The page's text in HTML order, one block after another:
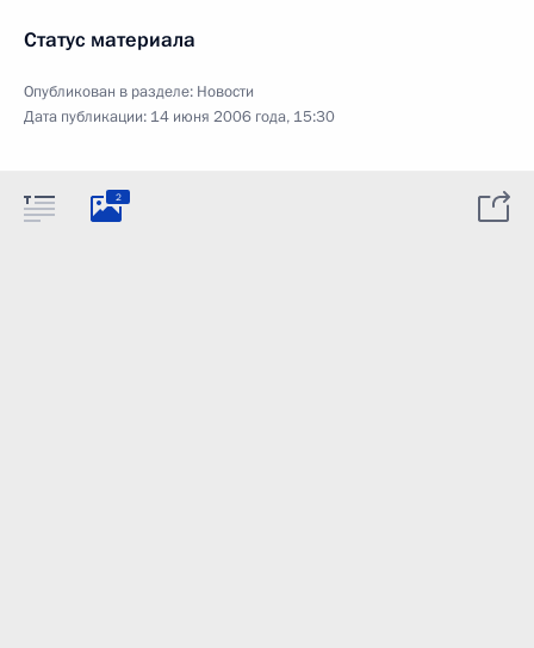
Статус материала
Опубликован в разделе: Новости
Дата публикации: 14 июня 2006 года, 15:30
2